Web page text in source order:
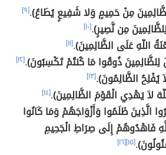
مِنْ حَمِيمٍ وَلا شَفِيعٍ يُطَاعُ).[٩]
مِن نَّصِيرٍ).[١٠]
اللّهِ عَلَى الظَّالِمِينَ).[١١]
لِلظَّالِمِينَ ذُوقُوا مَا كُنتُمْ تَكْسِبُونَ).[١٢]
يُفْلِحُ الظَّالِمُونَ).[١٣]
لاَ يَهْدِي الْقَوْمَ الظَّالِمِينَ).[١٤]
الَّذِينَ ظَلَمُوا وَأَزْوَاجَهُمْ وَمَا كَانُوا
فَاهْدُوهُمْ إِلَى صِرَاطِ الْجَحِيمِ
.[١٥] [١٦]